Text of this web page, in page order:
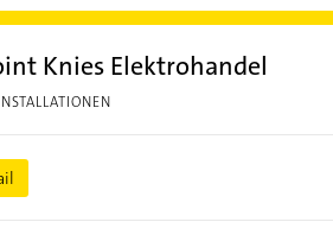
Knies Elektrohandel